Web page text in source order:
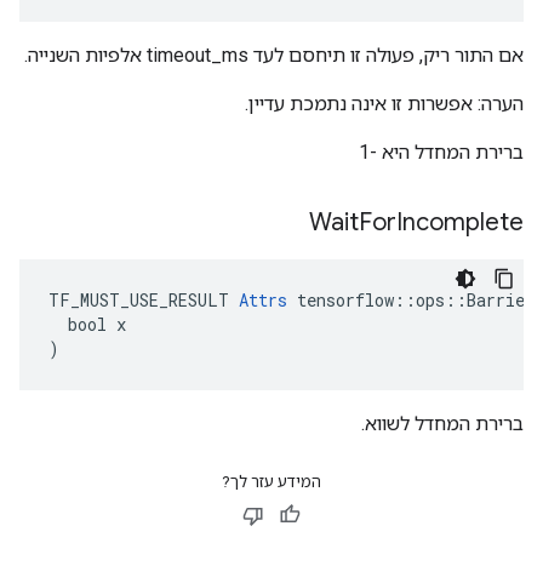
אם התור ריק, פעולה זו תיחסם לעד timeout_ms אלפיות השנייה.
הערה: אפשרות זו אינה נתמכת עדיין.
ברירת המחדל היא -1
WaitForIncomplete
TF_MUST_USE_RESULT Attrs
  bool x
)
ברירת המחדל לשווא.
המידע עזר לך?